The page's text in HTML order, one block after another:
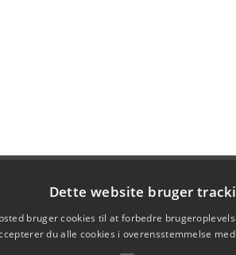
Dette website bruger
bruger cookies til at forbedre
du alle cookies i overensstemmelse